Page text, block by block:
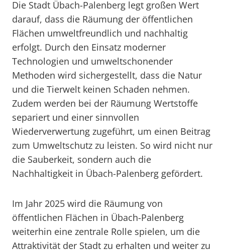
Die Stadt Übach-Palenberg legt großen Wert
darauf, dass die Räumung der öffentlichen
Flächen umweltfreundlich und nachhaltig
erfolgt. Durch den Einsatz moderner
Technologien und umweltschonender
Methoden wird sichergestellt, dass die Natur
und die Tierwelt keinen Schaden nehmen.
Zudem werden bei der Räumung Wertstoffe
separiert und einer sinnvollen
Wiederverwertung zugeführt, um einen Beitrag
zum Umweltschutz zu leisten. So wird nicht nur
die Sauberkeit, sondern auch die
Nachhaltigkeit in Übach-Palenberg gefördert.
Im Jahr 2025 wird die Räumung von
öffentlichen Flächen in Übach-Palenberg
weiterhin eine zentrale Rolle spielen, um die
Attraktivität der Stadt zu erhalten und weiter zu